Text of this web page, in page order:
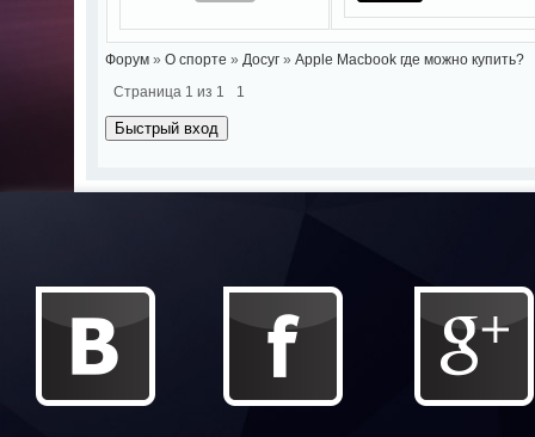
Форум » О спорте » Досуг » Apple Macbook где можно купить?
Страница 1 из 1 1